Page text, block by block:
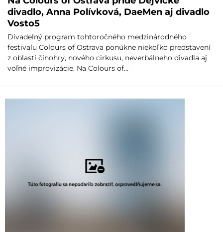
divadlo, Anna Polívková, DaeMen aj divadlo
Vosto5
Divadelný program tohtoročného medzinárodného
festivalu Colours of Ostrava ponúkne niekoľko predstavení
z oblasti činohry, nového cirkusu, neverbálneho divadla aj
voľné improvizácie. Na Colours of…